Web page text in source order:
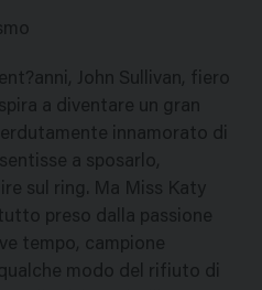
John Sullivan, fiero
a diventare un gran
innamorato di
a sposarlo,
sul ring. Ma Miss Katy
preso dalla passione
tempo, campione
modo del rifiuto di